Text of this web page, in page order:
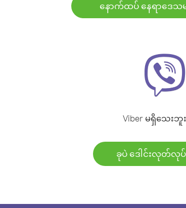
နောက်ထပ် နေရာဒေသမ
Viber မရှိသေးဘူ
ခုပဲ ဒေါင်းလုတ်လု